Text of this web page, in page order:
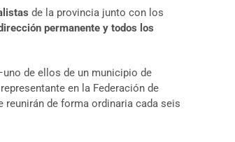
de la provincia junto con los
permanente y todos los
de ellos de un municipio de
en la Federación de
de forma ordinaria cada seis